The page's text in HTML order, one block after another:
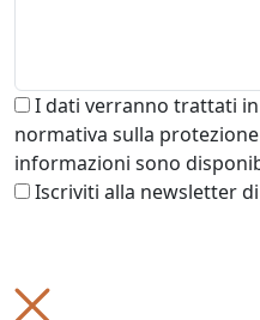
I dati verranno trattati
normativa sulla
informazioni sono
Iscriviti alla newsletter